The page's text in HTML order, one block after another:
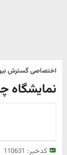
اختصاصی گسترش
نمایشگاه
کدخبر: 110631